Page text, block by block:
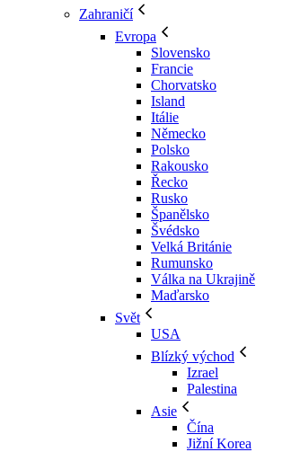
Zahraničí
Evropa
Slovensko
Francie
Chorvatsko
Island
Itálie
Německo
Polsko
Rakousko
Řecko
Rusko
Španělsko
Švédsko
Velká Británie
Rumunsko
Válka na Ukrajině
Maďarsko
Svět
USA
Blízký východ
Izrael
Palestina
Asie
Čína
Jižní Korea